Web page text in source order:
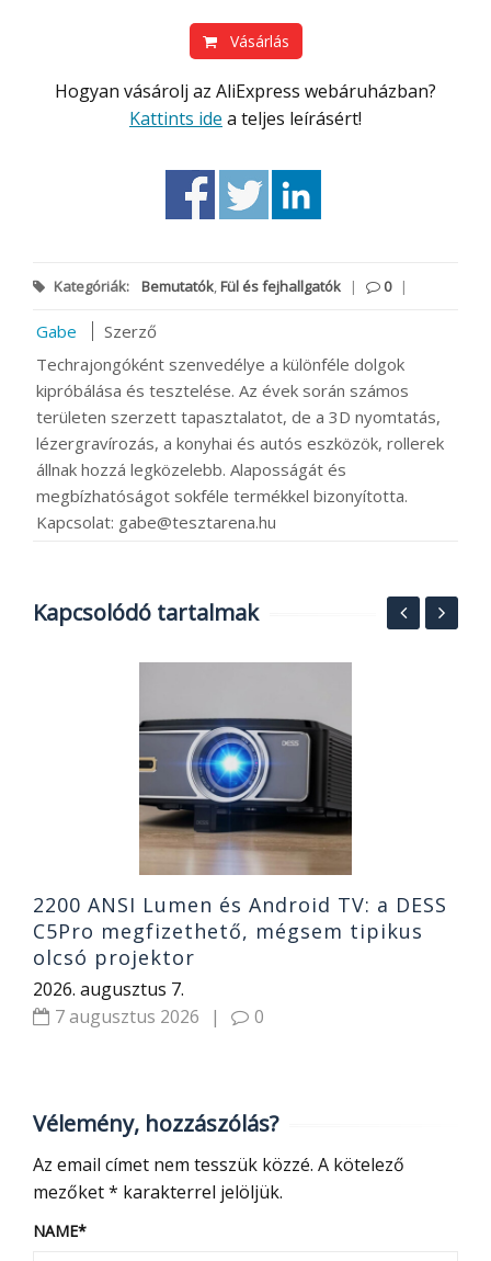
Vásárlás
Hogyan vásárolj az AliExpress webáruházban?
Kattints ide a teljes leírásért!
Kategóriák: Bemutatók,Fül és fejhallgatók | 0 |
Gabe
Szerző
Techrajongóként szenvedélye a különféle dolgok
kipróbálása és tesztelése. Az évek során számos
területen szerzett tapasztalatot, de a 3D nyomtatás,
lézergravírozás, a konyhai és autós eszközök, rollerek
állnak hozzá legközelebb. Alaposságát és
megbízhatóságot sokféle termékkel bizonyította.
Kapcsolat: gabe@tesztarena.hu
Kapcsolódó tartalmak
2200 ANSI Lumen és Android TV: a DESS
C5Pro megfizethető, mégsem tipikus
olcsó projektor
2026. augusztus 7.
7 augusztus 2026
| 0
Vélemény, hozzászólás?
Az email címet nem tesszük közzé. A kötelező
mezőket* karakterrel jelöljük.
NAME*